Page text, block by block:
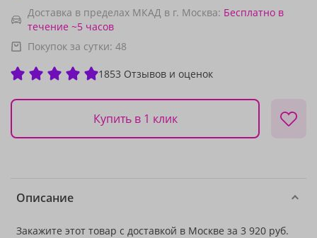
Доставка в пределах МКАД в г. Москва: Бесплатно в
течение ~5 часов
Покупок за сутки: 48
1853 Отзывов и оценок
Купить в 1 клик
Описание
Закажите этот товар с доставкой в Москве за 3 920 руб.